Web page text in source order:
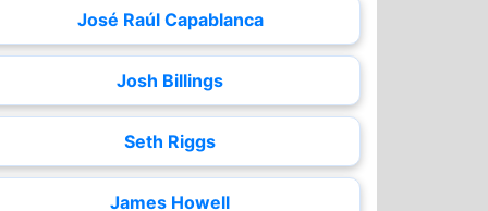
José Raúl Capablanca
Josh Billings
Seth Riggs
James Howell